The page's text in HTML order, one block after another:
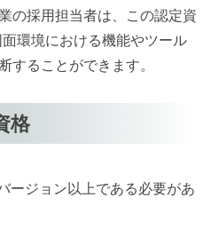
の採用担当者は、この認定資
環境における機能やツール
することができます。
格
ージョン以上である必要があ